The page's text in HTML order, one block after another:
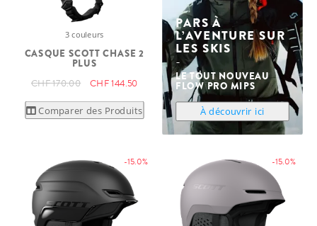
3 couleurs
CASQUE SCOTT CHASE 2
PLUS
CHF 170.00 CHF 144.50
Comparer des Produits
PARS À
L’AVENTURE SUR
LES SKIS
LE TOUT NOUVEAU
FLOW PRO MIPS
À découvrir ici
-15.0% -15.0%